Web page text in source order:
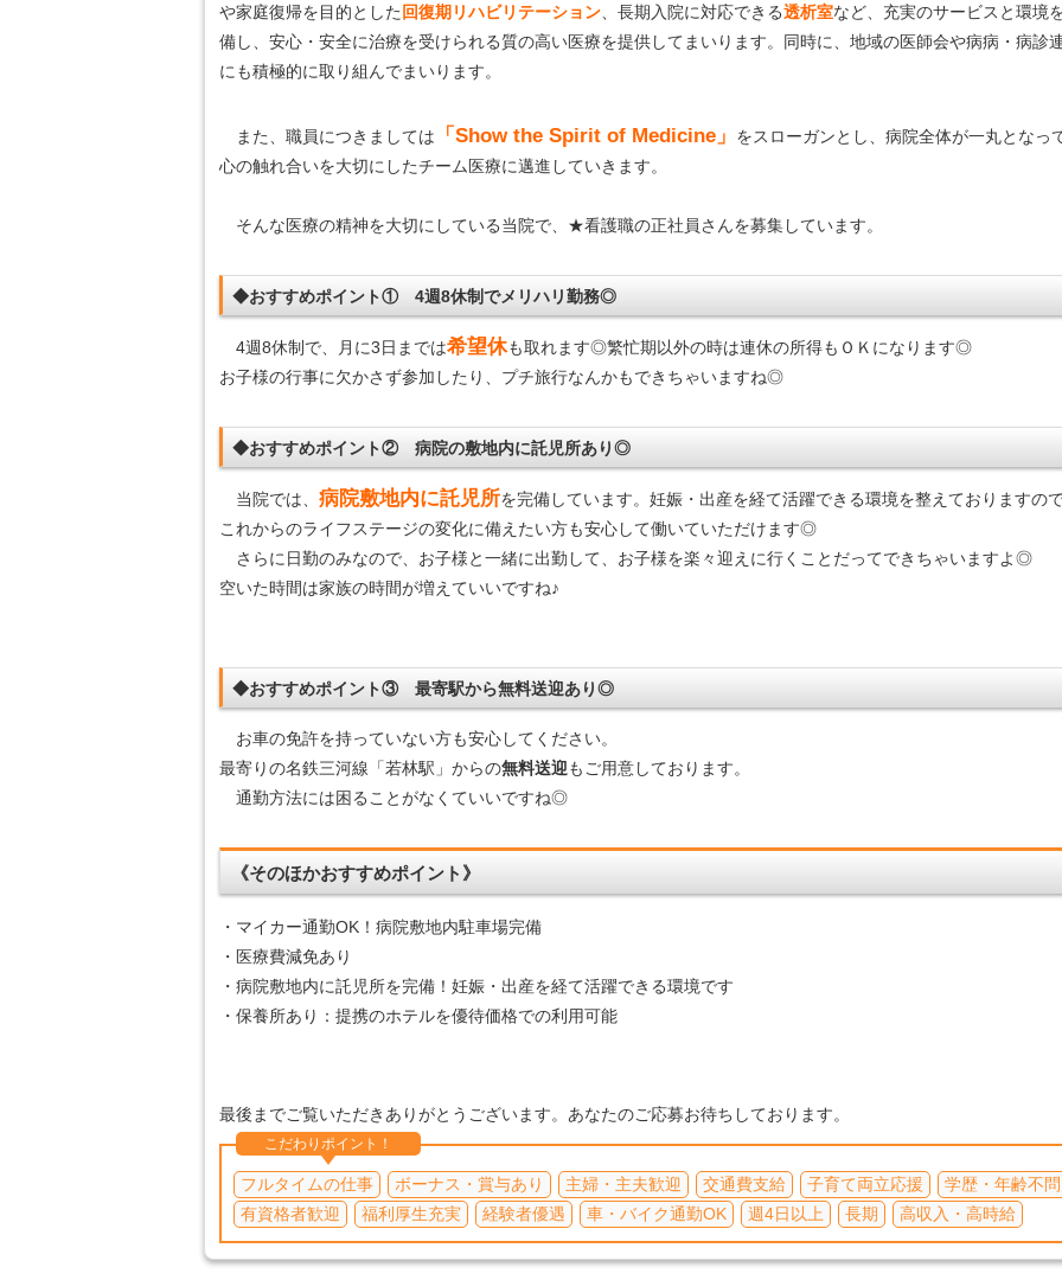
や家庭復帰を目的とした 回復期リハビリテーション 、長期入院に対応できる透析室など、充実のサービスと環境
備し、安心・安全に治療を受けられる質の高い医療を提供してまいります。同時に、地域の医師会や病病・病診
にも積極的に取り組んでまいります。
また、職員につきましては 「Show the Spirit of Medicine」
をスローガンとし、病院全体が一丸となっ
心の触れ合いを大切にしたチーム医療に邁進していきます。
そんな医療の精神を大切にしている当院で、★看護職の正社員さんを募集しています。
◆おすすめポイント① 4週8休制でメリハリ勤務◎
4週8休制で、月に3日までは希望休も取れます◎繁忙期以外の時は連休の所得もＯＫになります◎
お子様の行事に欠かさず参加したり、プチ旅行なんかもできちゃいますね◎
◆おすすめポイント② 病院の敷地内に託児所あり◎
当院では、 病院敷地内に託児所を完備しています。妊娠・出産を経て活躍できる環境を整えておりますの
これからのライフステージの変化に備えたい方も安心して働いていただけます◎
さらに日勤のみなので、お子様と一緒に出勤して、お子様を楽々迎えに行くことだってできちゃいますよ◎
空いた時間は家族の時間が増えていいですね♪
◆おすすめポイント③ 最寄駅から無料送迎あり◎
お車の免許を持っていない方も安心してください。
最寄りの名鉄三河線「若林駅」からの無料送迎もご用意しております。
通勤方法には困ることがなくていいですね◎
《そのほかおすすめポイント》
・マイカー通勤OK！病院敷地内駐車場完備
・医療費減免あり
・病院敷地内に託児所を完備！妊娠・出産を経て活躍できる環境です
・保養所あり：提携のホテルを優待価格での利用可能
最後までご覧いただきありがとうございます。あなたのご応募お待ちしております。
こだわりポイント！
フルタイムの仕事 ボーナス・賞与あり 主婦・主夫歓迎 交通費支給 子育て両立応援
学歴・年齢不問
有資格者歓迎
福利厚生充実 経験者優遇 車・バイク通勤OK 週4日以上 長期 高収入・高時給